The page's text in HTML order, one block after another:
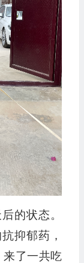
的状态。
抑郁药，
来了一共吃